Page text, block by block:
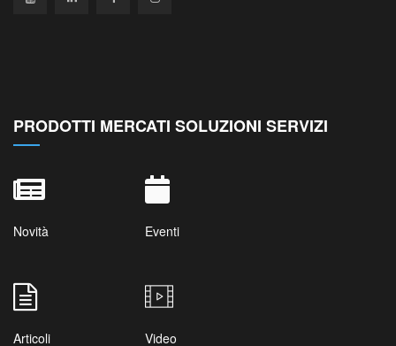
PRODOTTI MERCATI SOLUZIONI SERVIZI
Novità Eventi
Articoli Video